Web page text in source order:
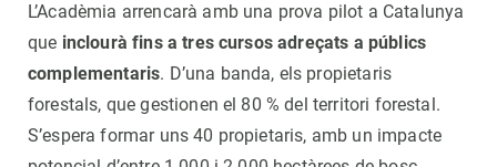
L’Acadèmia arrencarà amb una prova pilot a Catalunya
que inclourà fins a tres cursos adreçats a públics
complementaris. D’una banda, els propietaris
forestals, que gestionen el 80 % del territori forestal.
S’espera formar uns 40 propietaris, amb un impacte